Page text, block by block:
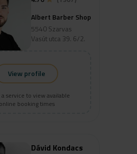
View profile
service to view available
online booking times
Albert Barber Shop
5540 Szarvas
Vasút utca 39. 6/2.
Dávid Kondacs